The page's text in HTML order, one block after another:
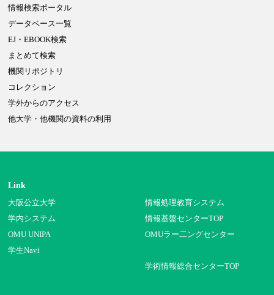
情報検索ポータル
データベース一覧
EJ・EBOOK検索
まとめて検索
機関リポジトリ
コレクション
学外からのアクセス
他大学・他機関の資料の利用
Link
大阪公立大学
学内システム
OMU UNIPA
学生Navi
情報処理教育システム
情報基盤センターTOP
OMUラー二ングセンター
学術情報総合センターTOP